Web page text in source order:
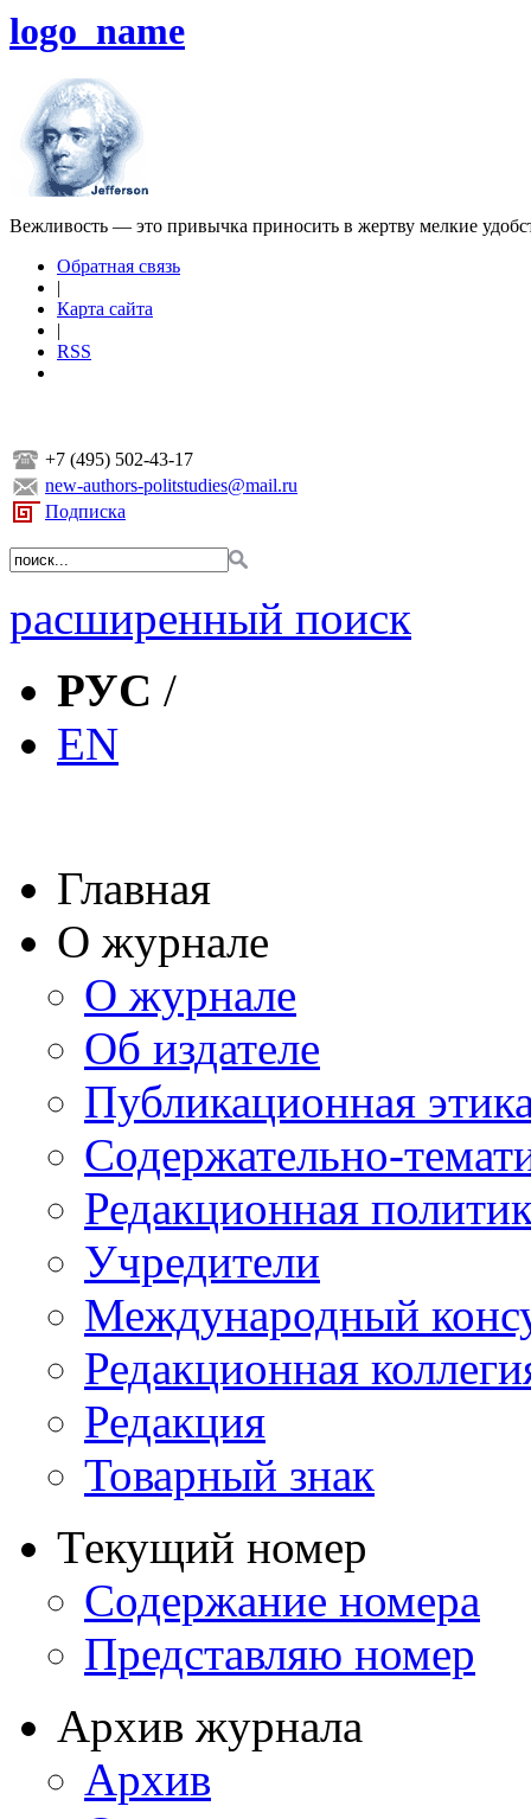
logo_name
Вежливость — это привычка приносить в жертву мелкие
Обратная связь
|
Карта сайта
|
RSS
+7 (495) 502-43-17
new-authors-politstudies@mail.ru
Подписка
расширенный поиск
РУС /
EN
Главная
О журнале
О журнале
Об издателе
Публикационная
Содержательно-
Редакционная
Учредители
Международный
Редакционная
Редакция
Товарный знак
Текущий номер
Содержание номера
Представляю номер
Архив журнала
Архив